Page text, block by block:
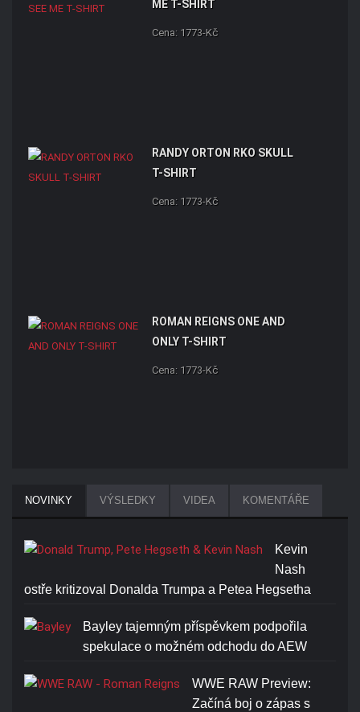
ME T-SHIRT
Cena: 1773-Kč
RANDY ORTON RKO SKULL
T-SHIRT
Cena: 1773-Kč
ROMAN REIGNS ONE AND
ONLY T-SHIRT
Cena: 1773-Kč
NOVINKY VÝSLEDKY VIDEA KOMENTÁŘE
Kevin
Nash
ostře kritizoval Donalda Trumpa a Petea Hegsetha
Bayley tajemným příspěvkem podpořila
spekulace o možném odchodu do AEW
WWE RAW Preview:
Začíná boj o zápas s